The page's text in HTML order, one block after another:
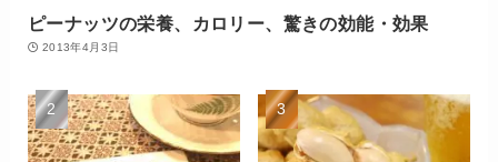
ピーナッツの栄養、カロリー、驚きの効能・効果
2013年4月3日